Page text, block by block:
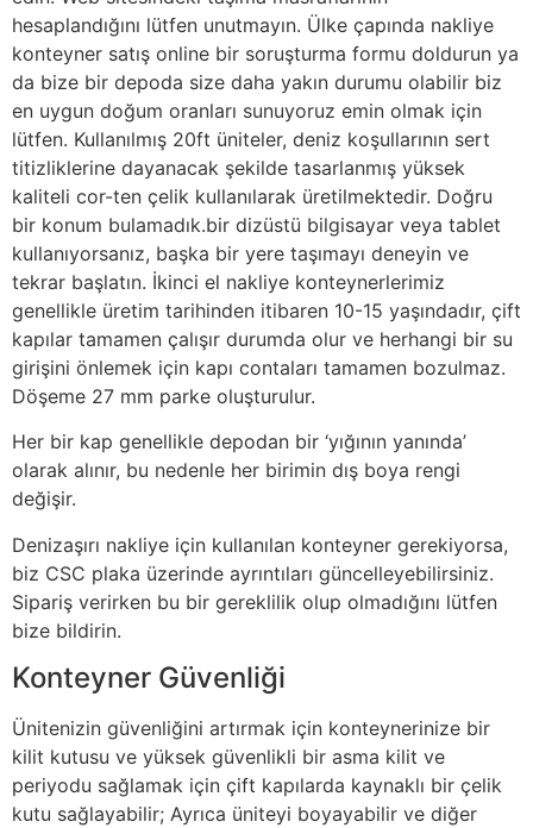
hesaplandığını lütfen unutmayın. Ülke çapında nakliye
konteyner satış online bir soruşturma formu doldurun ya
da bize bir depoda size daha yakın durumu olabilir biz
en uygun doğum oranları sunuyoruz emin olmak için
lütfen. Kullanılmış 20ft üniteler, deniz koşullarının sert
titizliklerine dayanacak şekilde tasarlanmış yüksek
kaliteli cor-ten çelik kullanılarak üretilmektedir. Doğru
bir konum bulamadık.bir dizüstü bilgisayar veya tablet
kullanıyorsanız, başka bir yere taşımayı deneyin ve
tekrar başlatın. İkinci el nakliye konteynerlerimiz
genellikle üretim tarihinden itibaren 10-15 yaşındadır, çift
kapılar tamamen çalışır durumda olur ve herhangi bir su
girişini önlemek için kapı contaları tamamen bozulmaz.
Döşeme 27 mm parke oluşturulur.
Her bir kap genellikle depodan bir ‘yığının yanında’
olarak alınır, bu nedenle her birimin dış boya rengi
değişir.
Denizaşırı nakliye için kullanılan konteyner gerekiyorsa,
biz CSC plaka üzerinde ayrıntıları güncelleyebilirsiniz.
Sipariş verirken bu bir gereklilik olup olmadığını lütfen
bize bildirin.
Konteyner Güvenliği
Ünitenizin güvenliğini artırmak için konteynerinize bir
kilit kutusu ve yüksek güvenlikli bir asma kilit ve
periyodu sağlamak için çift kapılarda kaynaklı bir çelik
kutu sağlayabilir; Ayrıca üniteyi boyayabilir ve diğer